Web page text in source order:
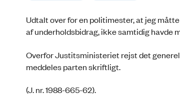
Udtalt over for en politimester, at jeg
af underholdsbidrag, ikke samtidig havde
Overfor Justitsministeriet rejst det
meddeles parten skriftligt.
(J. nr. 1988-665-62).